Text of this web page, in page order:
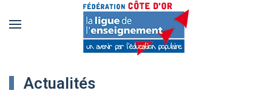
principal
Actualités